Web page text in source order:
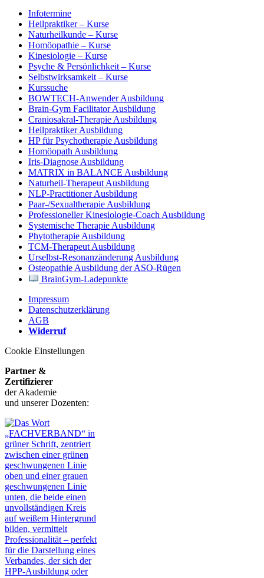
Infotermine
Heilpraktiker – Kurse
Naturheilkunde – Kurse
Homöopathie – Kurse
Kinesiologie – Kurse
Psyche & Persönlichkeit – Kurse
Selbstwirksamkeit – Kurse
Kurssuche
BOWTECH-Anwender Ausbildung
Brain-Gym Facilitator Ausbildung
Craniosakral-Therapie Ausbildung
Heilpraktiker Ausbildung
HP für Psychotherapie Ausbildung
Homöopath Ausbildung
Iris-Diagnose Ausbildung
MATRIX in BALANCE Ausbildung
Naturheil-Therapeut Ausbildung
NLP-Practitioner Ausbildung
Paar-/Sexualtherapie Ausbildung
Professioneller Kinesiologie-Coach Ausbildung
Systemische Therapie Ausbildung
Phytotherapie Ausbildung
TCM-Therapeut Ausbildung
Urselbst-Resonanzänderung Ausbildung
Osteopathie Ausbildung der ASO-Rügen
BrainGym-Ladepunkte
Impressum
Datenschutzerklärung
AGB
Widerruf
Cookie Einstellungen
Partner &
Zertifizierer
der Akademie
und unserer Dozenten: